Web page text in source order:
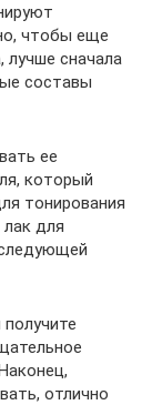
чтобы еще
лучше сначала
составы
ее
который
тонирования
для
отлично